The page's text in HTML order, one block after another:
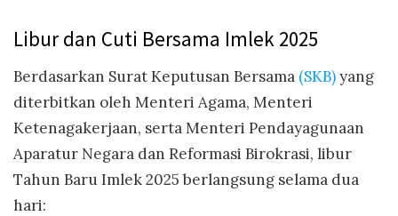
Libur dan Cuti Bersama Imlek 2025
Berdasarkan Surat Keputusan Bersama (SKB)yang
diterbitkan oleh Menteri Agama, Menteri
Ketenagakerjaan, serta Menteri Pendayagunaan
Aparatur Negara dan Reformasi Birokrasi, libur
Tahun Baru Imlek 2025 berlangsung selama dua
hari: